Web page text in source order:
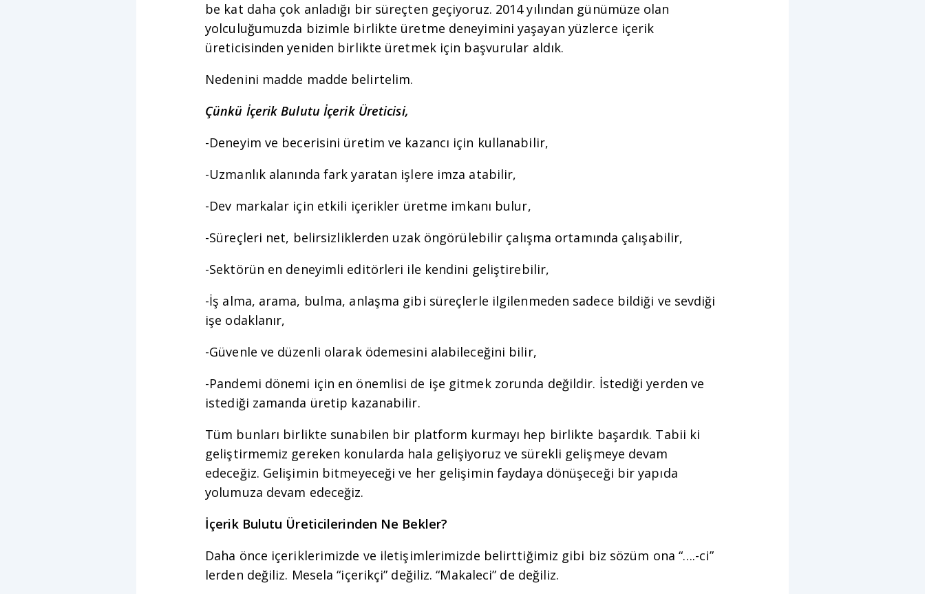
be kat daha çok anladığı bir süreçten geçiyoruz. 2014 yılından günümüze olan
yolculuğumuzda bizimle birlikte üretme deneyimini yaşayan yüzlerce içerik
üreticisinden yeniden birlikte üretmek için başvurular aldık.
Nedenini madde madde belirtelim.
Çünkü İçerik Bulutu İçerik Üreticisi,
-Deneyim ve becerisini üretim ve kazancı için kullanabilir,
-Uzmanlık alanında fark yaratan işlere imza atabilir,
-Dev markalar için etkili içerikler üretme imkanı bulur,
-Süreçleri net, belirsizliklerden uzak öngörülebilir çalışma ortamında çalışabilir,
-Sektörün en deneyimli editörleri ile kendini geliştirebilir,
-İş alma, arama, bulma, anlaşma gibi süreçlerle ilgilenmeden sadece bildiği ve sevdiği
işe odaklanır,
-Güvenle ve düzenli olarak ödemesini alabileceğini bilir,
-Pandemi dönemi için en önemlisi de işe gitmek zorunda değildir. İstediği yerden ve
istediği zamanda üretip kazanabilir.
Tüm bunları birlikte sunabilen bir platform kurmayı hep birlikte başardık. Tabii ki
geliştirmemiz gereken konularda hala gelişiyoruz ve sürekli gelişmeye devam
edeceğiz. Gelişimin bitmeyeceği ve her gelişimin faydaya dönüşeceği bir yapıda
yolumuza devam edeceğiz.
İçerik Bulutu Üreticilerinden Ne Bekler?
Daha önce içeriklerimizde ve iletişimlerimizde belirttiğimiz gibi biz sözüm ona “….-ci”
lerden değiliz. Mesela “içerikçi” değiliz. “Makaleci” de değiliz.